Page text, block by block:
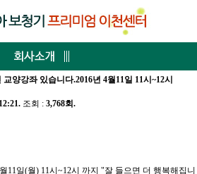
양강좌 있습니다.2016년 4월11일 11시~12시
조회 : 3,768회.
11일(월) 11시~12시 까지 "잘 들으면 더 행복해집니